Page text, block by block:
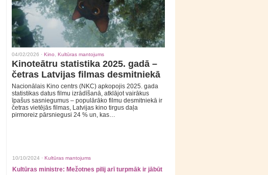
04/02/2026 · Kino Kultūras mantojums
Kinoteātru statistika 2025. gadā –
četras Latvijas filmas desmitniekā
Nacionālais Kino centrs (NKC) apkopojis 2025. gada
statistikas datus filmu izrādīšanā, atklājot vairākus
īpašus sasniegumus – populārāko filmu desmitniekā ir
četras vietējās filmas, Latvijas kino tirgus daļa
pirmoreiz pārsniegusi 24 % un, kas…
10/10/2024 · Kultūras mantojums
Kultūras ministre: Mežotnes pilij arī turpmāk ir jābūt